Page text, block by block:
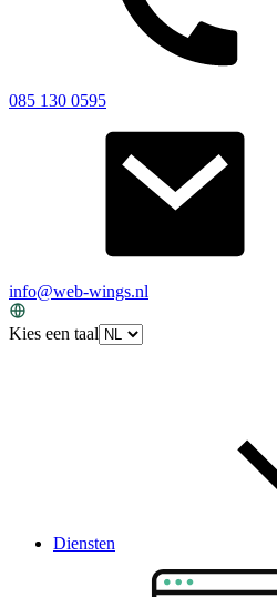
085 130 0595
info@web-wings.nl
Kies een taal
Diensten